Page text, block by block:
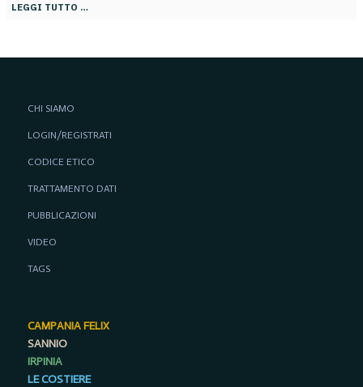
LEGGI TUTTO …
CHI SIAMO
LOGIN/REGISTRATI
CODICE ETICO
TRATTAMENTO DATI
PUBBLICAZIONI
VIDEO
TAGS
CAMPANIA FELIX
SANNIO
IRPINIA
LE COSTIERE